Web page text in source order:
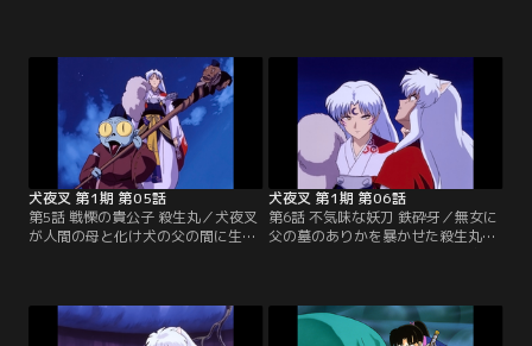
た。だが、仲違いをしてしまい、か
ごめは「骨喰いの井戸」から現代へ
戻る。※第1話-第34話のオープニン
グ映像・音楽は、都合により放送当
時のものとは異なります。【提供：
バンダイチャンネル】
撃が及ぶのをくい止めるため、かご
めは犬夜叉と共に戦国時代に戻り、
結羅と戦うが…。※第1話-第34話の
オープニング映像・音楽は、都合に
より放送当時のものとは異なりま
す。【提供：バンダイチャンネル】
犬夜叉 第1期 第05話
第5話 戦慄の貴公子 殺生丸／犬夜叉
が人間の母と化け犬の父の間に生ま
死んだ母を冥界から呼び出した。だ
が、その母の正体は妖怪・無女だっ
犬夜叉 第1期 第06話
第6話 不気味な妖刀 鉄砕牙／無女に
父の墓のありかを暴かせた殺生丸
と共に殺生丸を追う。すると、その
中には、犬夜叉たちの父の形見であ